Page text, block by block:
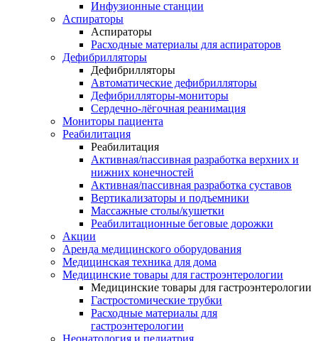
Инфузионные станции
Аспираторы
Аспираторы
Расходные материалы для аспираторов
Дефибрилляторы
Дефибрилляторы
Автоматические дефибрилляторы
Дефибрилляторы-мониторы
Сердечно-лёгочная реанимация
Мониторы пациента
Реабилитация
Реабилитация
Активная/пассивная разработка верхних и
нижних конечностей
Активная/пассивная разработка суставов
Вертикализаторы и подъемники
Массажные столы/кушетки
Реабилитационные беговые дорожки
Акции
Аренда медицинского оборудования
Медицинская техника для дома
Медицинские товары для гастроэнтерологии
Медицинские товары для гастроэнтерологии
Гастростомические трубки
Расходные материалы для
гастроэнтерологии
Неонатология и педиатрия